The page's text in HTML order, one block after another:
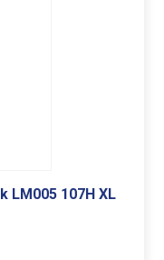
LM005 107H XL